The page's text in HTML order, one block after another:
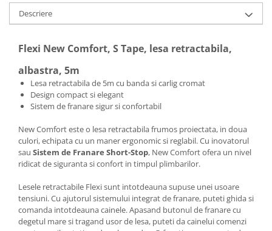
Descriere
Flexi New Comfort, S Tape, lesa retractabila,
albastra, 5m
Lesa retractabila de 5m cu banda si carlig cromat
Design compact si elegant
Sistem de franare sigur si confortabil
New Comfort este o lesa retractabila frumos proiectata, in doua
culori, echipata cu un maner ergonomic si reglabil. Cu inovatorul
sau Sistem de Franare Short-Stop, New Comfort ofera un nivel
ridicat de siguranta si confort in timpul plimbarilor.
Lesele retractabile Flexi sunt intotdeauna supuse unei usoare
tensiuni. Cu ajutorul sistemului integrat de franare, puteti ghida si
comanda intotdeauna cainele. Apasand butonul de franare cu
degetul mare si tragand usor de lesa, puteti da cainelui comenzi